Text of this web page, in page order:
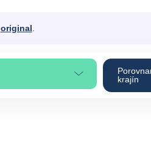
original
krajín